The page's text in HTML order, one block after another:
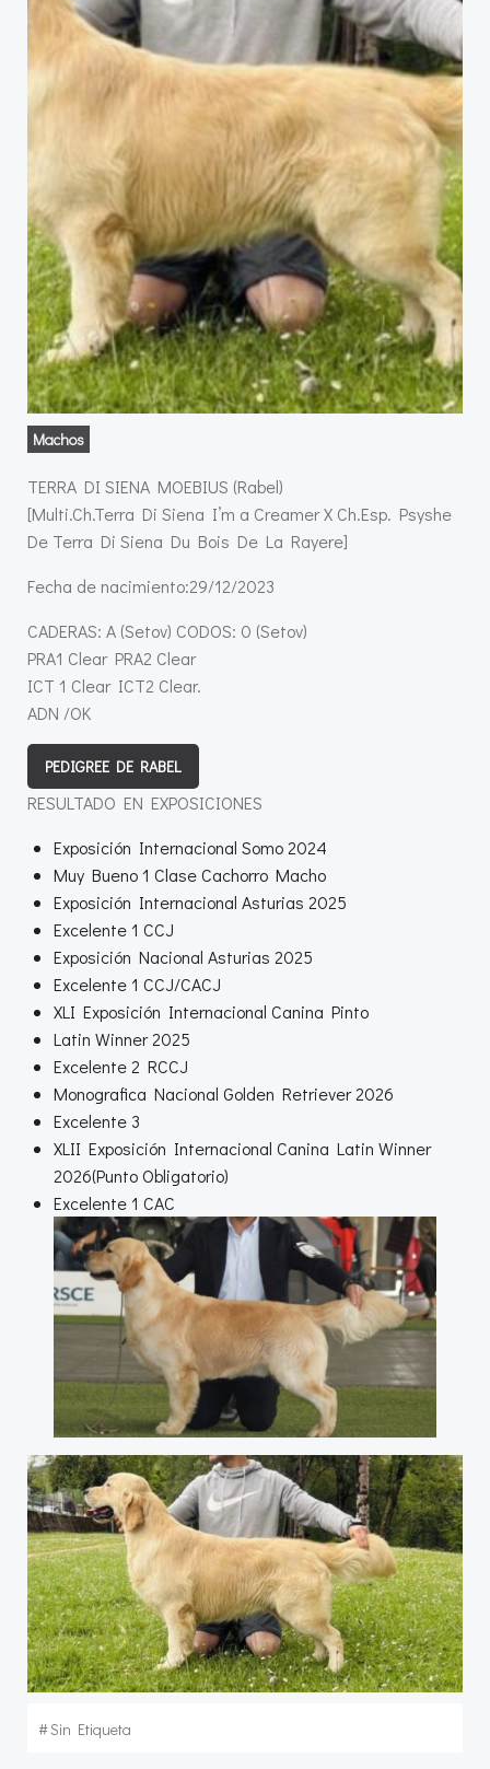
Machos
TERRA DI SIENA MOEBIUS (Rabel)
[Multi.Ch.Terra Di Siena I’m a Creamer X Ch.Esp. Psyshe
De Terra Di Siena Du Bois De La Rayere]
Fecha de nacimiento:29/12/2023
CADERAS: A (Setov) CODOS: 0 (Setov)
PRA1 Clear PRA2 Clear
ICT 1 Clear ICT2 Clear.
ADN /OK
PEDIGREE DE RABEL
RESULTADO EN EXPOSICIONES
Exposición Internacional Somo 2024
Muy Bueno 1 Clase Cachorro Macho
Exposición Internacional Asturias 2025
Excelente 1 CCJ
Exposición Nacional Asturias 2025
Excelente 1 CCJ/CACJ
XLI Exposición Internacional Canina Pinto
Latin Winner 2025
Excelente 2 RCCJ
Monografica Nacional Golden Retriever 2026
Excelente 3
XLII Exposición Internacional Canina Latin Winner
2026(Punto Obligatorio)
Excelente 1 CAC
#Sin Etiqueta